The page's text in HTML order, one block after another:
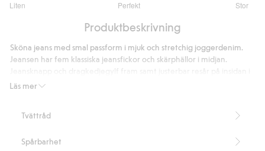
Liten Perfekt Stor
utav
156
betyg
Produktbeskrivning
Läs mer
Sköna jeans med smal passform i mjuk och stretchig joggerdenim.
Jeansen har fem klassiska jeansfickor och skärphällor i midjan.
midjan för optimal passform och komfort.
Tvättråd
Spårbarhet